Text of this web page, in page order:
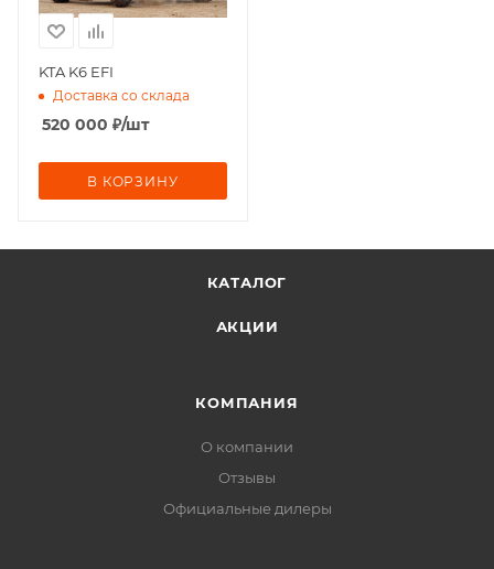
KTA K6 EFI
Доставка со склада
520 000 ₽/шт
В КОРЗИНУ
КАТАЛОГ
АКЦИИ
КОМПАНИЯ
О компании
Отзывы
Официальные дилеры